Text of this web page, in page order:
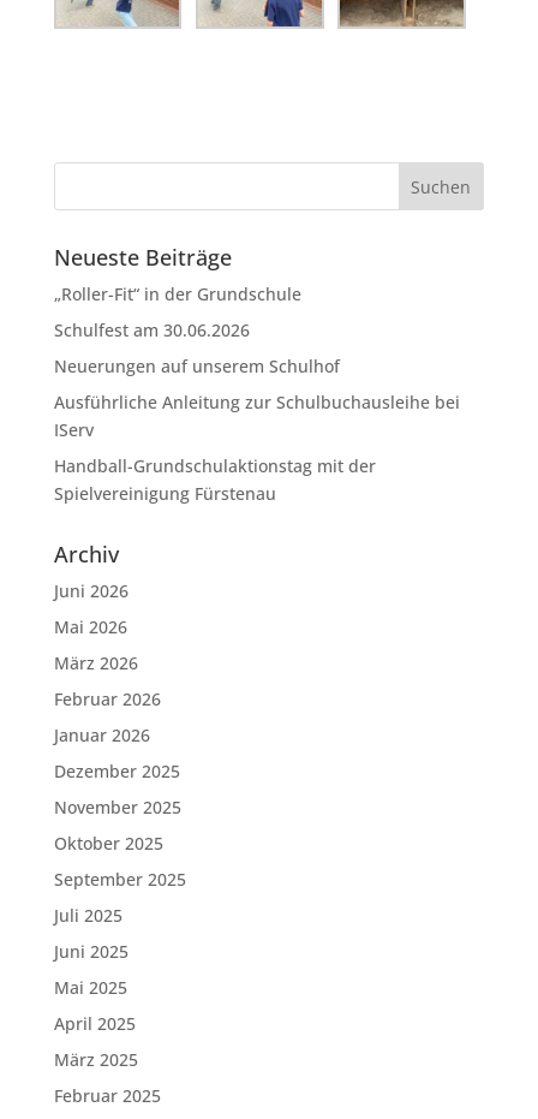
Neueste Beiträge
„Roller-Fit“ in der Grundschule
Schulfest am 30.06.2026
Neuerungen auf unserem Schulhof
Ausführliche Anleitung zur Schulbuchausleihe bei
IServ
Handball-Grundschulaktionstag mit der
Spielvereinigung Fürstenau
Archiv
Juni 2026
Mai 2026
März 2026
Februar 2026
Januar 2026
Dezember 2025
November 2025
Oktober 2025
September 2025
Juli 2025
Juni 2025
Mai 2025
April 2025
März 2025
Februar 2025